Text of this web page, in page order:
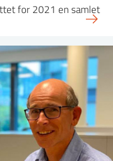
for 2021 en samlet